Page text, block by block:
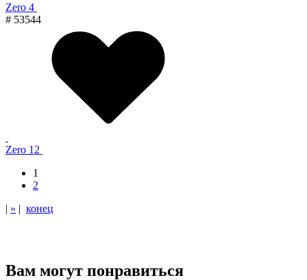
Zero 4
# 53544
Zero 12
1
2
| » | конец
Вам могут понравиться